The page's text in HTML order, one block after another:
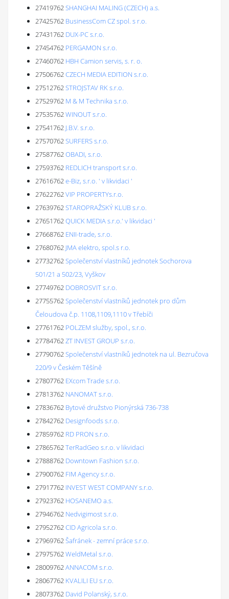
27419762SHANGHAI MALING (CZECH) a.s.
27425762 BusinessCom CZ spol. s r.o.
27431762 DUX-PC s.r.o.
27454762 PERGAMON s.r.o.
27460762 HBH Camion servis, s. r. o.
27506762CZECH MEDIA EDITION s.r.o.
27512762STROJSTAV RK s.r.o.
27529762 M & M Technika s.r.o.
27535762WINOUT s.r.o.
27541762 J.B.V. s.r.o.
27570762SURFERS s.r.o.
27587762OBADI, s.r.o.
27593762 REDLICH transport s.r.o.
27616762e-Biz, s.r.o. ' v likvidaci '
27622762VIP PROPERTYs.r.o.
27639762STAROPRAŽSKÝ KLUB s.r.o.
27651762QUICK MEDIA s.r.o.' v likvidaci '
27668762 ENII-trade, s.r.o.
27680762 JMA elektro, spol.s r.o.
27732762Společenství vlastníků jednotek Sochorova
501/21 a 502/23, Vyškov
27749762 DOBROSVIT s.r.o.
27755762Společenství vlastníků jednotek pro dům
Čeloudova č.p. 1108,1109,1110 v Třebíči
27761762 POLZEM služby, spol., s.r.o.
27784762ZT INVEST GROUP s.r.o.
27790762Společenství vlastníků jednotek na ul. Bezručova
220/9 v Českém Těšíně
27807762 EXcom Trade s.r.o.
27813762 NANOMAT s.r.o.
27836762 Bytové družstvo Pionýrská 736-738
27842762 Designfoods s.r.o.
27859762 RD PRON s.r.o.
27865762TerRadGeo s.r.o. v likvidaci
27888762 Downtown Fashion s.r.o.
27900762 FIM Agency s.r.o.
27917762 INVEST WEST COMPANY s.r.o.
27923762 HOSANEMO a.s.
27946762 Nedvigimost s.r.o.
27952762CID Agricola s.r.o.
27969762Šafránek - zemní práce s.r.o.
27975762WeldMetal s.r.o.
28009762ANNACOM s.r.o.
28067762 KVALILI EU s.r.o.
28073762 David Polanský, s.r.o.